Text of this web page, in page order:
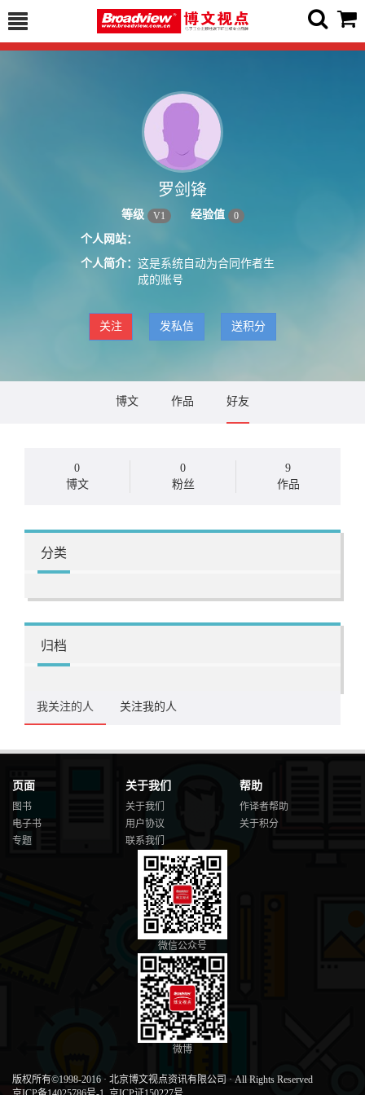
罗剑锋
等级 V1 经验值 0
个人网站：
个人简介： 这是系统自动为合同作者生
成的账号
关注 发私信 送积分
博文 作品 好友
0
博文
0
粉丝
9
作品
分类
归档
我关注的人 关注我的人
页面
图书
电子书
专题
关于我们
关于我们
用户协议
联系我们
帮助
作译者帮助
关于积分
微信公众号
微博
版权所有©1998-2016 · 北京博文视点资讯有限公司 · All Rights Reserved